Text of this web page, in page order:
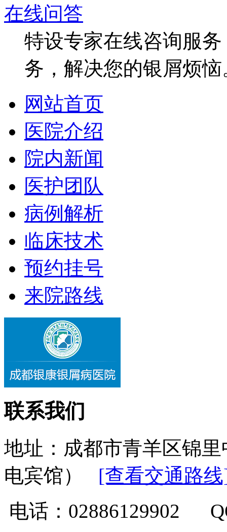
在线问答
特设专家在线咨询服
务，解决您的银屑烦恼
网站首页
医院介绍
院内新闻
医护团队
病例解析
临床技术
预约挂号
来院路线
联系我们
地址：成都市青羊区锦
电宾馆） [查看交通路
电话：02886129902